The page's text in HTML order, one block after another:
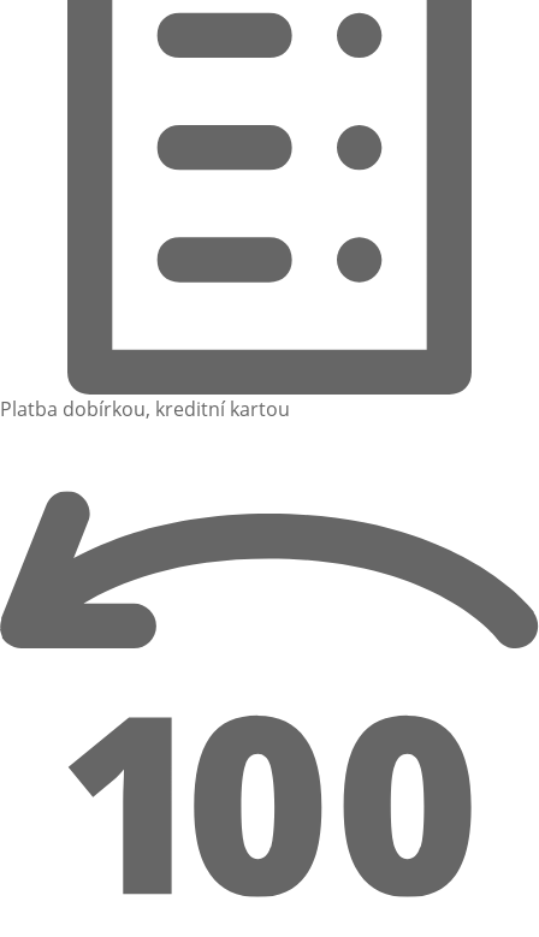
Platba dobírkou, kreditní kartou